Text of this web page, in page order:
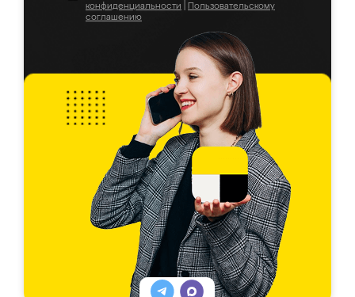
конфиденциальности
Пользовательскому
соглашению